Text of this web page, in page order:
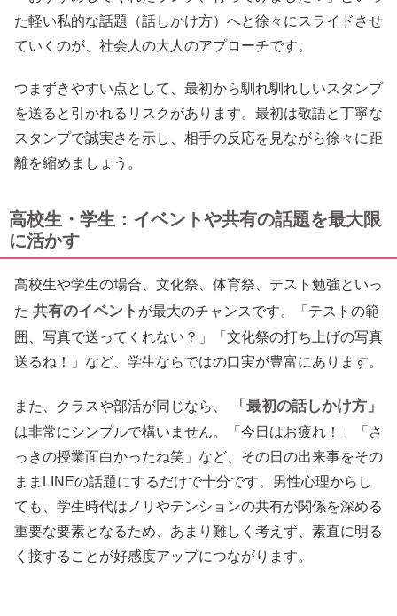
た軽い私的な話題（話しかけ方）へと徐々にスライドさせ
ていくのが、社会人の大人のアプローチです。
つまずきやすい点として、最初から馴れ馴れしいスタンプ
を送ると引かれるリスクがあります。最初は敬語と丁寧な
スタンプで誠実さを示し、相手の反応を見ながら徐々に距
離を縮めましょう。
高校生・学生：イベントや共有の話題を最大限
に活かす
高校生や学生の場合、文化祭、体育祭、テスト勉強といっ
た 共有のイベント が最大のチャンスです。「テストの範
囲、写真で送ってくれない？」「文化祭の打ち上げの写真
送るね！」など、学生ならではの口実が豊富にあります。
また、クラスや部活が同じなら、 「最初の話しかけ方」
は非常にシンプルで構いません。「今日はお疲れ！」「さ
っきの授業面白かったね笑」など、その日の出来事をその
ままLINEの話題にするだけで十分です。男性心理からし
ても、学生時代はノリやテンションの共有が関係を深める
重要な要素となるため、あまり難しく考えず、素直に明る
く接することが好感度アップにつながります。